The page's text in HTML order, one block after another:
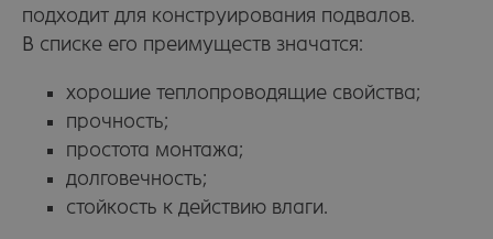
подходит для конструирования подвалов.
В списке его преимуществ значатся:
хорошие теплопроводящие свойства;
прочность;
простота монтажа;
долговечность;
стойкость к действию влаги.